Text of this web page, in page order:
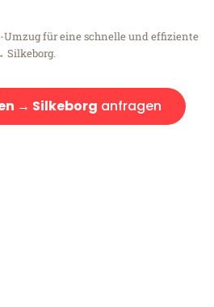
Umzug für eine schnelle und effiziente
Silkeborg.
→ Silkeborg anfragen